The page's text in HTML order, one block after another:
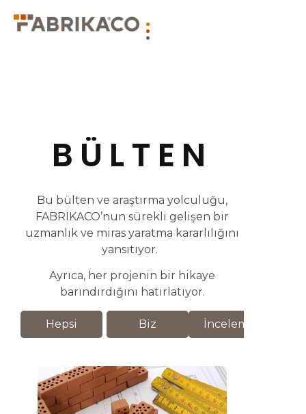
BÜLTEN
Bu bülten ve araştırma yolculuğu,
FABRIKACO’nun sürekli gelişen bir
uzmanlık ve miras yaratma kararlılığını
yansıtıyor.
Ayrıca, her projenin bir hikaye
barındırdığını hatırlatıyor.
Hepsi Biz İnceleme